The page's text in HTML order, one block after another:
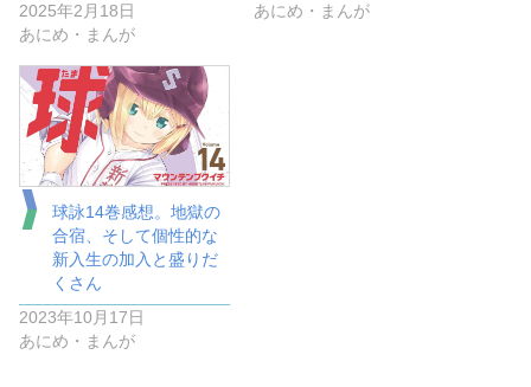
2025年2月18日
あにめ・まんが
あにめ・まんが
球詠14巻感想。地獄の
合宿、そして個性的な
新入生の加入と盛りだ
くさん
2023年10月17日
あにめ・まんが